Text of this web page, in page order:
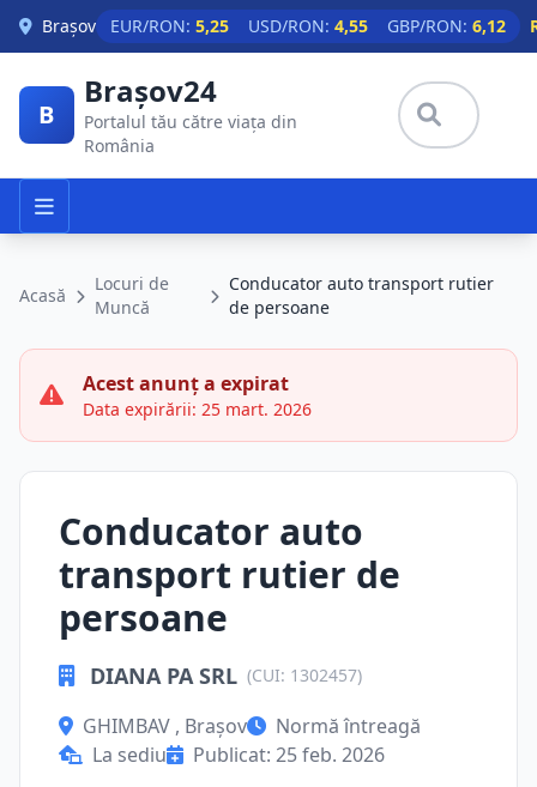
Skip to main content
Brașov EUR/RON: 5,25 USD/RON: 4,55 GBP/RON: 6,12
B
Brașov24
Portalul tău către viața din
România
Acasă
Locuri de
Muncă
Conducator auto transport rutier
de persoane
Acest anunț a expirat
Data expirării: 25 mart. 2026
Conducator auto
transport rutier de
persoane
DIANA PA SRL (CUI: 1302457)
GHIMBAV , Brașov
Normă întreagă
La sediu
Publicat: 25 feb. 2026